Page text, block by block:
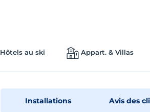
Hôtels au ski Appart. & Villas
Installations Avis des